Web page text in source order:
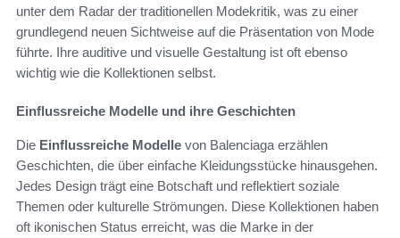
unter dem Radar der traditionellen Modekritik, was zu einer
grundlegend neuen Sichtweise auf die Präsentation von Mode
führte. Ihre auditive und visuelle Gestaltung ist oft ebenso
wichtig wie die Kollektionen selbst.
Einflussreiche Modelle und ihre Geschichten
Die Einflussreiche Modelle von Balenciaga erzählen
Geschichten, die über einfache Kleidungsstücke hinausgehen.
Jedes Design trägt eine Botschaft und reflektiert soziale
Themen oder kulturelle Strömungen. Diese Kollektionen haben
oft ikonischen Status erreicht, was die Marke in der